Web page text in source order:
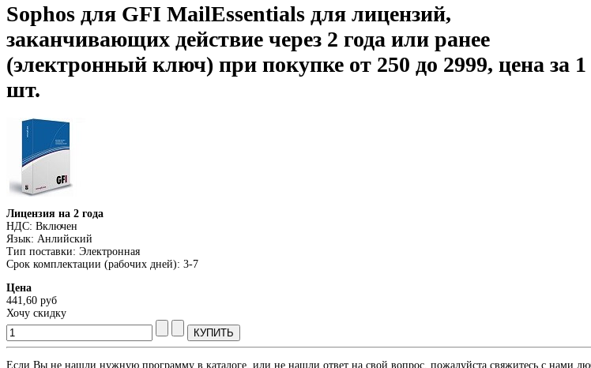
Sophos для GFI MailEssentials для лицензий,
заканчивающих действие через 2 года или ранее
(электронный ключ) при покупке от 250 до 2999, цена за 1
шт.
Лицензия на 2 года
НДС: Включен
Язык: Анлийский
Тип поставки: Электронная
Срок комплектации (рабочих дней): 3-7
Цена
441,60 руб
Хочу скидку
Если Вы не нашли нужную программу в каталоге, или не нашли ответ на свой вопрос, пожалуйста свяжитесь с нами